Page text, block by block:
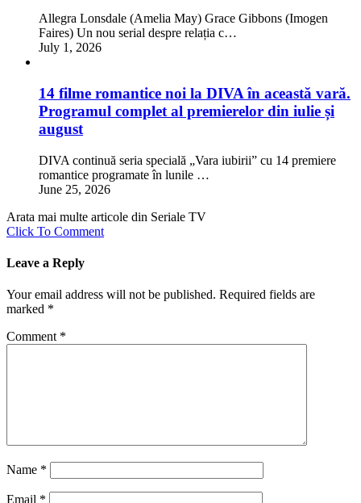
Allegra Lonsdale (Amelia May) Grace Gibbons (Imogen
Faires) Un nou serial despre relația c…
July 1, 2026
14 filme romantice noi la DIVA în această vară.
Programul complet al premierelor din iulie și
august
DIVA continuă seria specială „Vara iubirii” cu 14 premiere
romantice programate în lunile …
June 25, 2026
Arata mai multe articole din Seriale TV
Click To Comment
Leave a Reply
Your email address will not be published. Required fields are
marked *
Comment *
Name *
Email *